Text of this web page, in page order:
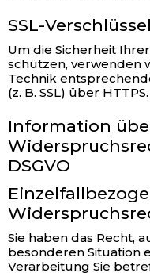
SSL-
Um die Sicherheit
schützen, verwenden
Technik
(z. B. SSL) über HTTPS.
Information
DSGVO
Sie haben das Recht,
besonderen Situation
Verarbeitung Sie